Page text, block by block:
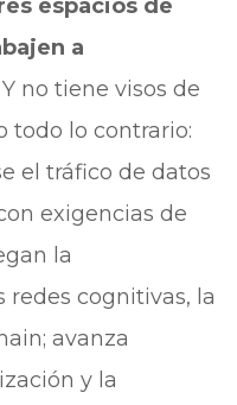
espacios de
a
Y no tiene visos de
todo lo contrario:
el tráfico de datos
exigencias de
la
cognitivas, la
avanza
y la